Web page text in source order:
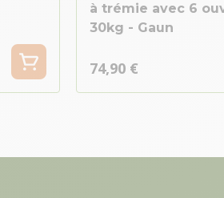
à trémie avec 6
30kg - Gaun
74,90 €